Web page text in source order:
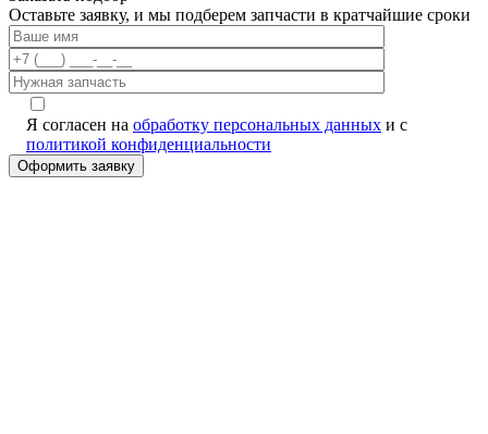
Оставьте заявку, и мы подберем запчасти в кратчайшие сроки
Я согласен на обработку персональных данных и с
политикой конфиденциальности